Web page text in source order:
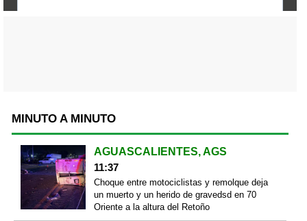
MINUTO A MINUTO
AGUASCALIENTES, AGS
11:37
Choque entre motociclistas y remolque deja
un muerto y un herido de gravedsd en 70
Oriente a la altura del Retoño